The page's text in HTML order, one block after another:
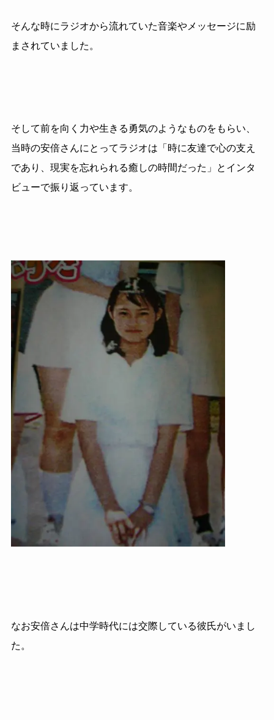
そんな時にラジオから流れていた音楽やメッセージに励
まされていました。
そして前を向く力や生きる勇気のようなものをもらい、
当時の安倍さんにとってラジオは「時に友達で心の支え
であり、現実を忘れられる癒しの時間だった」とインタ
ビューで振り返っています。
なお安倍さんは中学時代には交際している彼氏がいまし
た。